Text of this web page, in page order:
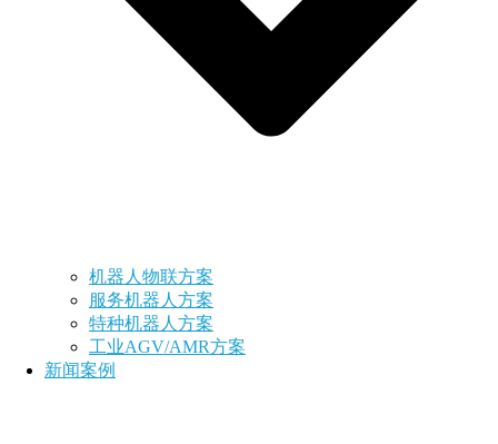
机器人物联方案
服务机器人方案
特种机器人方案
工业AGV/AMR方案
新闻案例